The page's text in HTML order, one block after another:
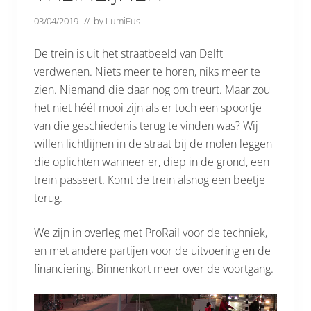
03/04/2019 // by LumiEus
De trein is uit het straatbeeld van Delft
verdwenen. Niets meer te horen, niks meer te
zien. Niemand die daar nog om treurt. Maar zou
het niet héél mooi zijn als er toch een spoortje
van die geschiedenis terug te vinden was? Wij
willen lichtlijnen in de straat bij de molen leggen
die oplichten wanneer er, diep in de grond, een
trein passeert. Komt de trein alsnog een beetje
terug.
We zijn in overleg met ProRail voor de techniek,
en met andere partijen voor de uitvoering en de
financiering. Binnenkort meer over de voortgang.